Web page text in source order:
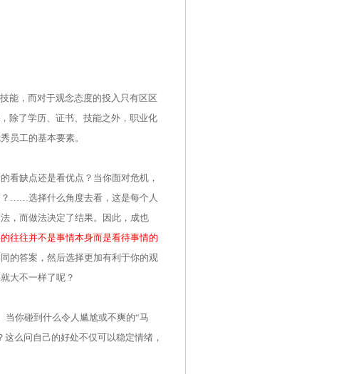
能，而对于观念态度的投入只有区区
除了学历、证书、技能之外，职业化
员工的基本要素。
看缺点还是看优点？当你面对危机，
？……选择什么角度去看，这是每个人
，而做法决定了结果。因此，成也
往往并不是事情本身而是看待事情的
的答案，然后选择更加有利于你的观
大不一样了呢？
你碰到什么令人尴尬或不爽的“马
么问自己的好处不仅可以稳定情绪，